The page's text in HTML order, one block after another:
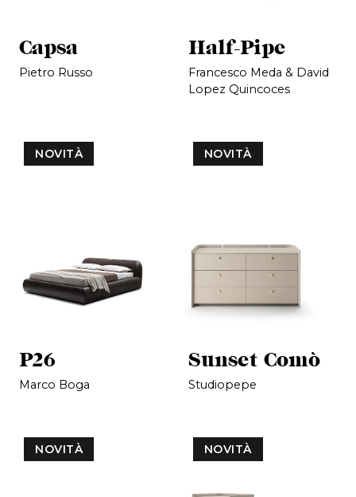
Capsa
Pietro Russo
Half-Pipe
Francesco Meda & David
Lopez Quincoces
NOVITÀ
P26
Marco Boga
NOVITÀ
Sunset Comò
Studiopepe
NOVITÀ NOVITÀ